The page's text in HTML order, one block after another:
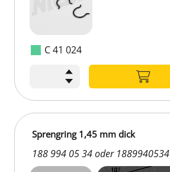
C 41 024
Sprengring 1,45 mm dick
188 994 05 34 oder 1889940534